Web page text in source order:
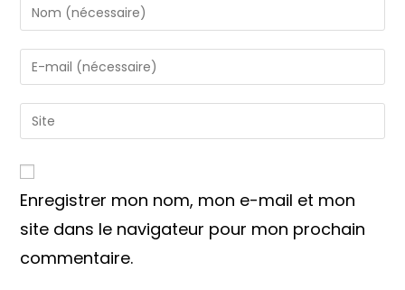
Enter
your
name
or
to
comment
Enter
your
email
address
Saisir
l’URL
votre
site
(facultatif)
Enregistrer mon nom, mon e-mail et mon
site dans le navigateur pour mon prochain
commentaire.